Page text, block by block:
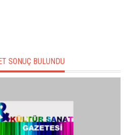
SONUÇ BULUNDU